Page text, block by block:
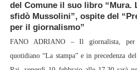
del Comune il suo libro “Mura.
sfidò Mussolini”, ospite del
per il giornalismo”
FANO ADRIANO – Il giornalista,
quotidiano “La stampa” e in precedenza